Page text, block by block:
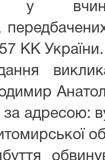
у
КК України.
адресою: